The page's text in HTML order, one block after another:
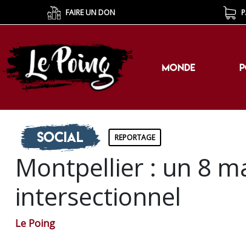
FAIRE UN DON
MONDE
MONDE
Social REPORTAGE
Montpellier : un 8
intersectionnel
Le Poing